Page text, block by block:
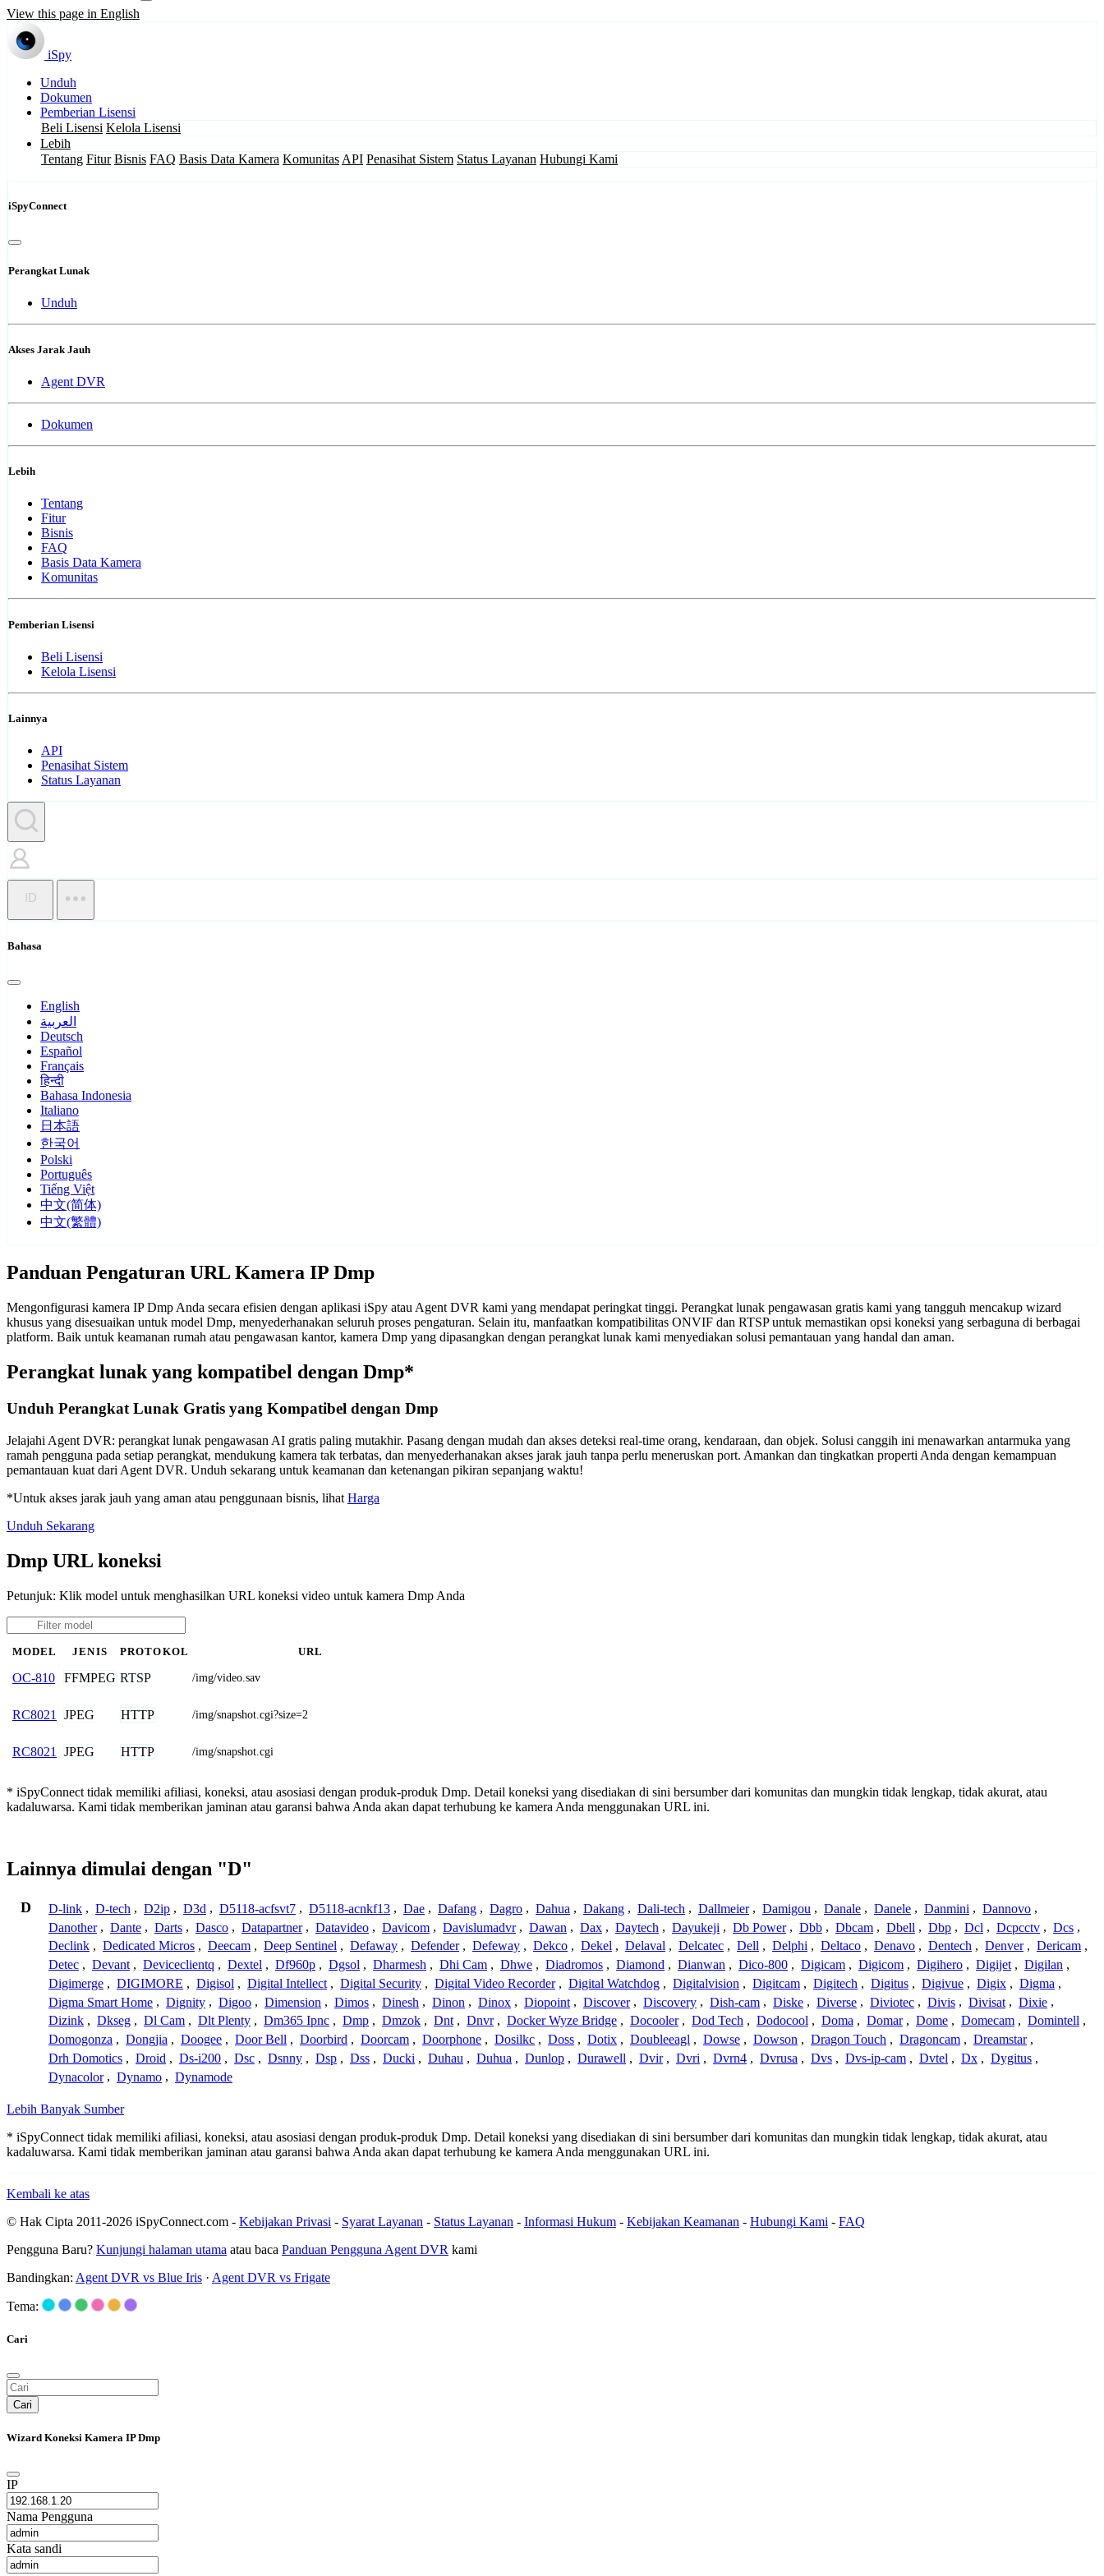
View this page in English
iSpy
Unduh
Dokumen
Pemberian Lisensi
Beli Lisensi Kelola Lisensi
Lebih
Tentang Fitur Bisnis FAQ Basis Data Kamera Komunitas API Penasihat Sistem Status Layanan Hubungi Kami
iSpyConnect
Perangkat Lunak
Unduh
Akses Jarak Jauh
Agent DVR
Dokumen
Lebih
Tentang
Fitur
Bisnis
FAQ
Basis Data Kamera
Komunitas
Pemberian Lisensi
Beli Lisensi
Kelola Lisensi
Lainnya
API
Penasihat Sistem
Status Layanan
ID
Bahasa
English
العربية
Deutsch
Español
Français
हिन्दी
Bahasa Indonesia
Italiano
日本語
한국어
Polski
Português
Tiếng Việt
中文(简体)
中文(繁體)
Panduan Pengaturan URL Kamera IP Dmp
Mengonfigurasi kamera IP Dmp Anda secara efisien dengan aplikasi iSpy atau Agent DVR kami yang mendapat peringkat tinggi. Perangkat lunak pengawasan gratis kami yang tangguh mencakup wizard
khusus yang disesuaikan untuk model Dmp, menyederhanakan seluruh proses pengaturan. Selain itu, manfaatkan kompatibilitas ONVIF dan RTSP untuk memastikan opsi koneksi yang serbaguna di berbagai
platform. Baik untuk keamanan rumah atau pengawasan kantor, kamera Dmp yang dipasangkan dengan perangkat lunak kami menyediakan solusi pemantauan yang handal dan aman.
Perangkat lunak yang kompatibel dengan Dmp*
Unduh Perangkat Lunak Gratis yang Kompatibel dengan Dmp
Jelajahi Agent DVR: perangkat lunak pengawasan AI gratis paling mutakhir. Pasang dengan mudah dan akses deteksi real-time orang, kendaraan, dan objek. Solusi canggih ini menawarkan antarmuka yang
ramah pengguna pada setiap perangkat, mendukung kamera tak terbatas, dan menyederhanakan akses jarak jauh tanpa perlu meneruskan port. Amankan dan tingkatkan properti Anda dengan kemampuan
pemantauan kuat dari Agent DVR. Unduh sekarang untuk keamanan dan ketenangan pikiran sepanjang waktu!
*Untuk akses jarak jauh yang aman atau penggunaan bisnis, lihat Harga
Unduh Sekarang
Dmp URL koneksi
Petunjuk: Klik model untuk menghasilkan URL koneksi video untuk kamera Dmp Anda
MODEL JENIS PROTOKOL URL
OC-810 FFMPEG RTSP /img/video.sav
RC8021 JPEG HTTP /img/snapshot.cgi?size=2
RC8021 JPEG HTTP /img/snapshot.cgi
* iSpyConnect tidak memiliki afiliasi, koneksi, atau asosiasi dengan produk-produk Dmp. Detail koneksi yang disediakan di sini bersumber dari komunitas dan mungkin tidak lengkap, tidak akurat, atau
kadaluwarsa. Kami tidak memberikan jaminan atau garansi bahwa Anda akan dapat terhubung ke kamera Anda menggunakan URL ini.
Lainnya dimulai dengan "D"
D D-link , D-tech , D2ip , D3d , D5118-acfsvt7 , D5118-acnkf13 , Dae , Dafang , Dagro , Dahua , Dakang , Dali-tech , Dallmeier , Damigou , Danale , Danele , Danmini , Dannovo ,
Danother , Dante , Darts , Dasco , Datapartner , Datavideo , Davicom , Davislumadvr , Dawan , Dax , Daytech , Dayukeji , Db Power , Dbb , Dbcam , Dbell , Dbp , Dcl , Dcpcctv , Dcs ,
Declink , Dedicated Micros , Deecam , Deep Sentinel , Defaway , Defender , Defeway , Dekco , Dekel , Delaval , Delcatec , Dell , Delphi , Deltaco , Denavo , Dentech , Denver , Dericam ,
Detec , Devant , Deviceclientq , Dextel , Df960p , Dgsol , Dharmesh , Dhi Cam , Dhwe , Diadromos , Diamond , Dianwan , Dico-800 , Digicam , Digicom , Digihero , Digijet , Digilan ,
Digimerge , DIGIMORE , Digisol , Digital Intellect , Digital Security , Digital Video Recorder , Digital Watchdog , Digitalvision , Digitcam , Digitech , Digitus , Digivue , Digix , Digma ,
Digma Smart Home , Dignity , Digoo , Dimension , Dimos , Dinesh , Dinon , Dinox , Diopoint , Discover , Discovery , Dish-cam , Diske , Diverse , Diviotec , Divis , Divisat , Dixie ,
Dizink , Dkseg , Dl Cam , Dlt Plenty , Dm365 Ipnc , Dmp , Dmzok , Dnt , Dnvr , Docker Wyze Bridge , Docooler , Dod Tech , Dodocool , Doma , Domar , Dome , Domecam , Domintell ,
Domogonza , Dongjia , Doogee , Door Bell , Doorbird , Doorcam , Doorphone , Dosilkc , Doss , Dotix , Doubleeagl , Dowse , Dowson , Dragon Touch , Dragoncam , Dreamstar ,
Drh Domotics , Droid , Ds-i200 , Dsc , Dsnny , Dsp , Dss , Ducki , Duhau , Duhua , Dunlop , Durawell , Dvir , Dvri , Dvrn4 , Dvrusa , Dvs , Dvs-ip-cam , Dvtel , Dx , Dygitus ,
Dynacolor , Dynamo , Dynamode
Lebih Banyak Sumber
* iSpyConnect tidak memiliki afiliasi, koneksi, atau asosiasi dengan produk-produk Dmp. Detail koneksi yang disediakan di sini bersumber dari komunitas dan mungkin tidak lengkap, tidak akurat, atau
kadaluwarsa. Kami tidak memberikan jaminan atau garansi bahwa Anda akan dapat terhubung ke kamera Anda menggunakan URL ini.
Kembali ke atas
© Hak Cipta 2011-2026 iSpyConnect.com - Kebijakan Privasi - Syarat Layanan - Status Layanan - Informasi Hukum - Kebijakan Keamanan - Hubungi Kami - FAQ
Pengguna Baru? Kunjungi halaman utama atau baca Panduan Pengguna Agent DVR kami
Bandingkan: Agent DVR vs Blue Iris · Agent DVR vs Frigate
Tema:
Cari
Cari
Wizard Koneksi Kamera IP Dmp
IP
Nama Pengguna
Kata sandi